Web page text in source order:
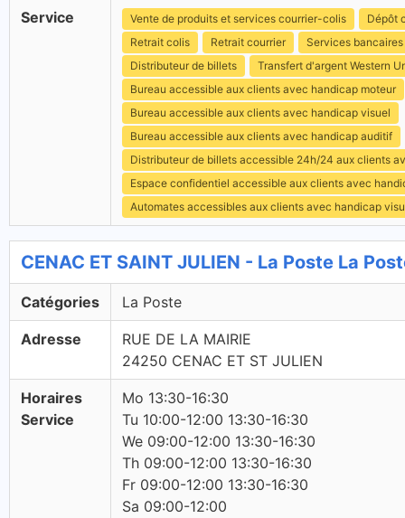
Service Vente de produits et services courrier-colis
Dépôt
Retrait colis
Retrait courrier
Services bancaires
Distributeur de billets
Transfert d'argent Western
Bureau accessible aux clients avec handicap moteur
Bureau accessible aux clients avec handicap visuel
Bureau accessible aux clients avec handicap auditif
Distributeur de billets accessible 24h/24 aux clients
Espace confidentiel accessible aux clients avec
Automates accessibles aux clients avec handicap
CENAC ET SAINT JULIEN - La Poste La
Catégories La Poste
Adresse
RUE DE LA MAIRIE
24250 CENAC ET ST JULIEN
Horaires
Service
Mo 13:30-16:30
Tu 10:00-12:00 13:30-16:30
We 09:00-12:00 13:30-16:30
Th 09:00-12:00 13:30-16:30
Fr 09:00-12:00 13:30-16:30
Sa 09:00-12:00